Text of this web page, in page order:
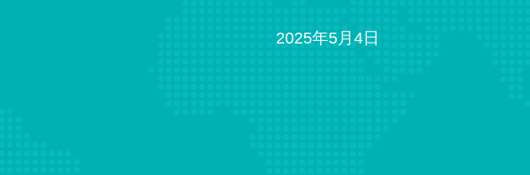
2025年5月4日